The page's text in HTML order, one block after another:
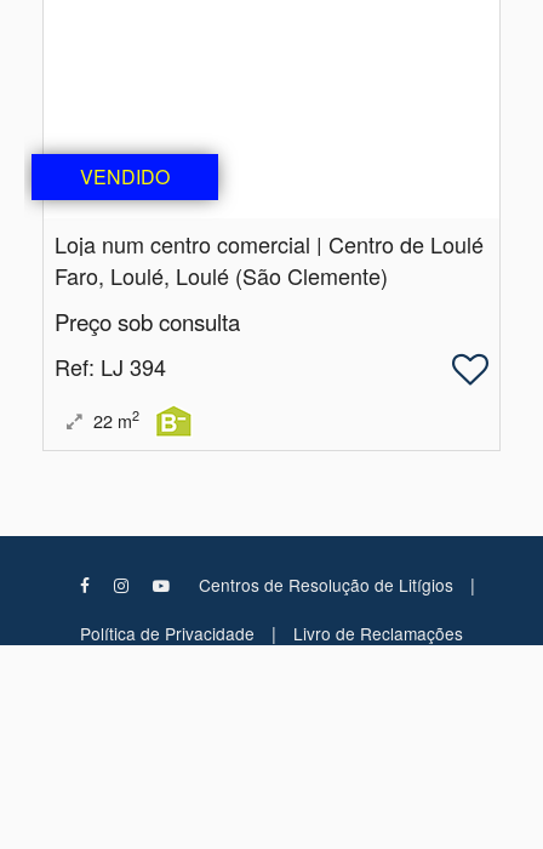
VENDIDO
Loja num centro comercial | Centro de Loulé
Faro, Loulé, Loulé (São Clemente)
Preço sob consulta
Ref: LJ 394
22 m2
Centros de Resolução de Litígios |
Política de Privacidade | Livro de Reclamações